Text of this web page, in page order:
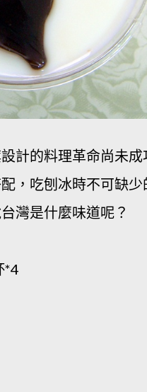
計的料理革命尚未
，吃刨冰時不可缺
灣是什麼味道呢？
*4